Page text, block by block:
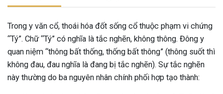
Trong y văn cổ, thoái hóa đốt sống cổ thuộc phạm vi chứng
“Tý”. Chữ “Tý” có nghĩa là tắc nghẽn, không thông. Đông y
quan niệm “thông bất thống, thống bất thông” (thông suốt thì
không đau, đau nghĩa là đang bị tắc nghẽn). Sự tắc nghẽn
này thường do ba nguyên nhân chính phối hợp tạo thành: